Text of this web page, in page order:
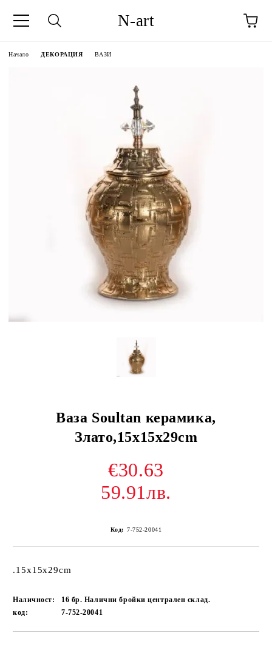
N-art
Начало ДЕКОРАЦИЯ ВАЗИ
Ваза Soultan керамика,
Злато,15x15x29cm
€30.63
59.91лв.
Код: 7-752-20041
.15x15x29cm
Наличност:
16 бр. Налични бройки централен склад.
код:
7-752-20041